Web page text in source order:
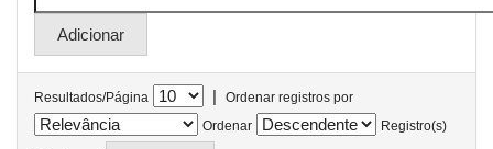
Resultados/Página |
Ordenar registros por
Ordenar
Registro(s)